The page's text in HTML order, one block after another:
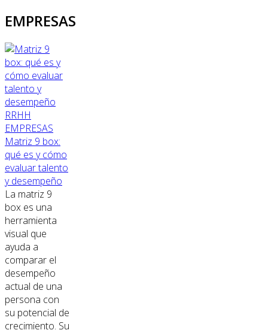
EMPRESAS
RRHH
EMPRESAS
Matriz 9 box:
qué es y cómo
evaluar talento
y desempeño
La matriz 9
box es una
herramienta
visual que
ayuda a
comparar el
desempeño
actual de una
persona con
su potencial de
crecimiento. Su